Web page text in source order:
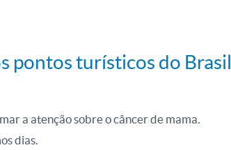
pontos turísticos do Brasil
a atenção sobre o câncer de mama.
dias.